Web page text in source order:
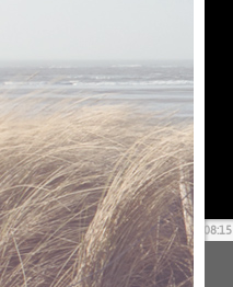
07/08 18:15 08/08 08:15